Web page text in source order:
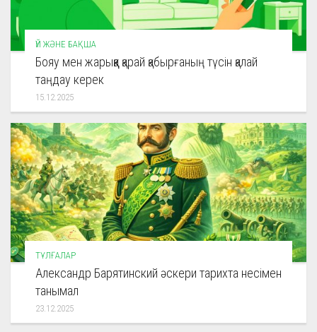
ҮЙ ЖӘНЕ БАҚША
Бояу мен жарыққа қарай қабырғаның түсін қалай
таңдау керек
15.12.2025
ТҰЛҒАЛАР
Александр Барятинский әскери тарихта несімен
танымал
23.12.2025